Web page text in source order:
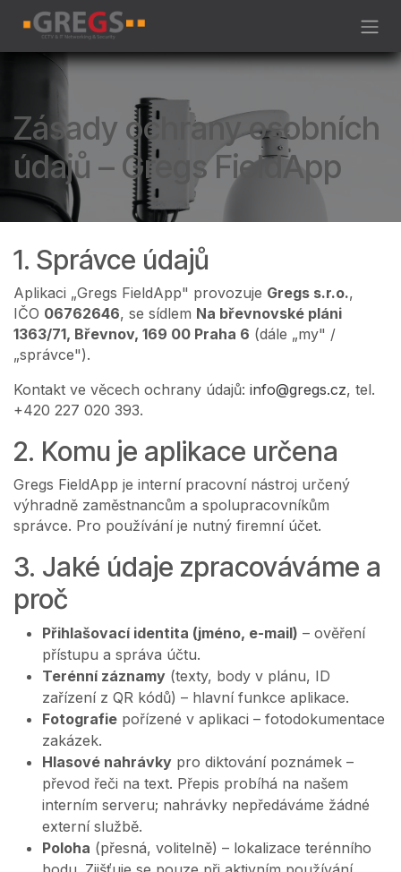
Skip to Content
Zásady ochrany osobních
údajů – Gregs FieldApp
1. Správce údajů
Aplikaci „Gregs FieldApp" provozuje Gregs s.r.o.,
IČO 06762646, se sídlem Na břevnovské pláni
1363/71, Břevnov, 169 00 Praha 6 (dále „my" /
„správce").
Kontakt ve věcech ochrany údajů: info@gregs.cz, tel.
+420 227 020 393.
2. Komu je aplikace určena
Gregs FieldApp je interní pracovní nástroj určený
výhradně zaměstnancům a spolupracovníkům
správce. Pro používání je nutný firemní účet.
3. Jaké údaje zpracováváme a
proč
Přihlašovací identita (jméno, e-mail) – ověření
přístupu a správa účtu.
Terénní záznamy (texty, body v plánu, ID
zařízení z QR kódů) – hlavní funkce aplikace.
Fotografie pořízené v aplikaci – fotodokumentace
zakázek.
Hlasové nahrávky pro diktování poznámek –
převod řeči na text. Přepis probíhá na našem
interním serveru; nahrávky nepředáváme žádné
externí službě.
Poloha (přesná, volitelně) – lokalizace terénního